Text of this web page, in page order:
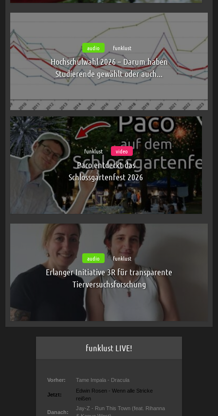
audio funklust
Hochschulwahl 2026 – Darum haben
Studierende gewählt oder auch...
funklust video
Paco entdeckt das
Schlossgartenfest 2026
audio funklust
Erlanger Initiative 3R für transparente
Tierversuchsforschung
funklust LIVE!